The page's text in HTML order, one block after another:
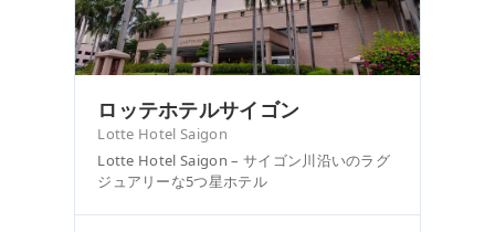
ロッテホテルサイゴン
Lotte Hotel Saigon
Lotte Hotel Saigon – サイゴン川沿いのラグ
ジュアリーな5つ星ホテル